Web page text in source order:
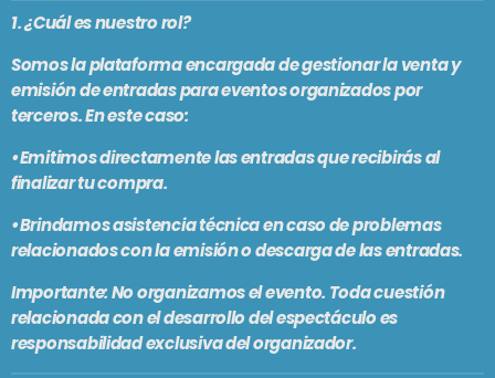
EN VIVO AHORA!
1. ¿Cuál es nuestro rol?
Somos la plataforma encargada de gestionar la venta y
emisión de entradas para eventos organizados por
terceros. En este caso:
•Emitimos directamente las entradas que recibirás al
finalizar tu compra.
•Brindamos asistencia técnica en caso de problemas
relacionados con la emisión o descarga de las entradas.
Importante:No organizamos el evento. Toda cuestión
relacionada con el desarrollo del espectáculo es
responsabilidad exclusiva del organizador.